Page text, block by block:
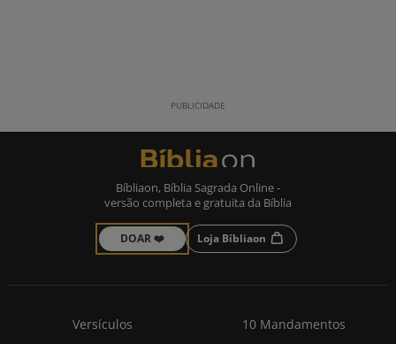
Bíbliaon, Bíblia Sagrada Online -
versão completa e gratuita da Bíblia
DOAR ❤️ Loja Bíbliaon
Versículos
10 Mandamentos